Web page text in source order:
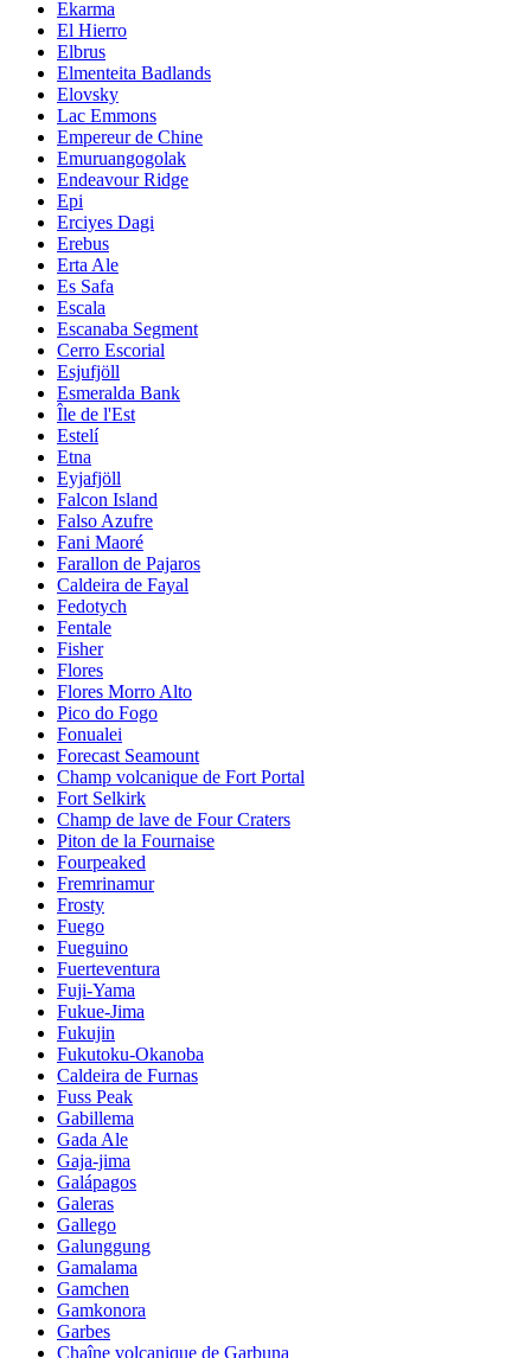
Ekarma
El Hierro
Elbrus
Elmenteita Badlands
Elovsky
Lac Emmons
Empereur de Chine
Emuruangogolak
Endeavour Ridge
Epi
Erciyes Dagi
Erebus
Erta Ale
Es Safa
Escala
Escanaba Segment
Cerro Escorial
Esjufjöll
Esmeralda Bank
Île de l'Est
Estelí
Etna
Eyjafjöll
Falcon Island
Falso Azufre
Fani Maoré
Farallon de Pajaros
Caldeira de Fayal
Fedotych
Fentale
Fisher
Flores
Flores Morro Alto
Pico do Fogo
Fonualei
Forecast Seamount
Champ volcanique de Fort Portal
Fort Selkirk
Champ de lave de Four Craters
Piton de la Fournaise
Fourpeaked
Fremrinamur
Frosty
Fuego
Fueguino
Fuerteventura
Fuji-Yama
Fukue-Jima
Fukujin
Fukutoku-Okanoba
Caldeira de Furnas
Fuss Peak
Gabillema
Gada Ale
Gaja-jima
Galápagos
Galeras
Gallego
Galunggung
Gamalama
Gamchen
Gamkonora
Garbes
Chaîne volcanique de Garbuna